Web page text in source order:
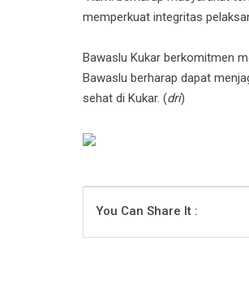
memperkuat integritas
Bawaslu Kukar berkomitmen
Bawaslu berharap dapat
sehat di Kukar. (dri)
You Can Share It :